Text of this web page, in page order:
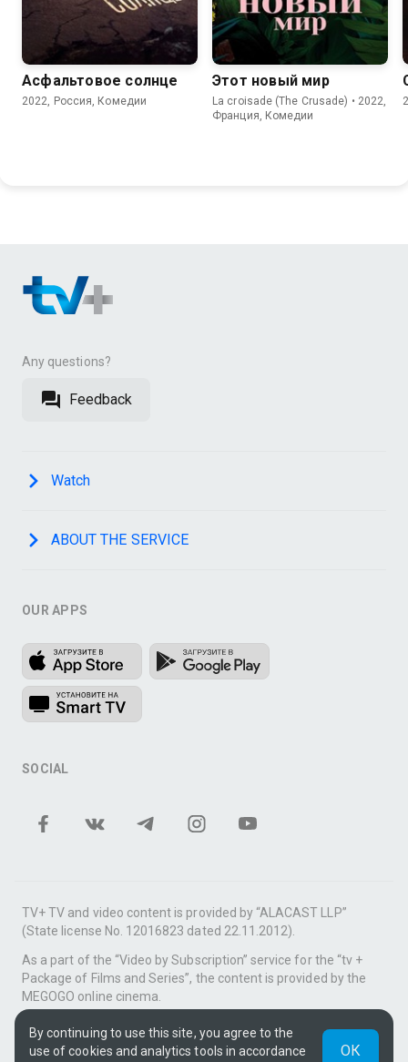
5.6
Асфальтовое солнце
2022, Россия, Комедии
6.3 5.5
Этот новый мир
La croisade (The Crusade) • 2022,
Франция, Комедии
Any questions?
Feedback
Watch
ABOUT THE SERVICE
OUR APPS
SOCIAL
TV+ TV and video content is provided by “ALACAST LLP”
(State license No. 12016823 dated 22.11.2012).
As a part of the “Video by Subscription” service for the “tv +
Package of Films and Series”, the content is provided by the
MEGOGO online cinema.
Support: tvplus@telecom.kz
UUID: a8d96bbd-df87-400b-a60e-c78adf794bb2
By continuing to use this site, you agree to the
use of cookies and analytics tools in accordance
ОК